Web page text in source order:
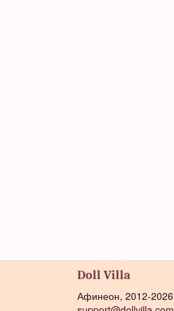
Doll Villa
Афинеон, 2012-2026